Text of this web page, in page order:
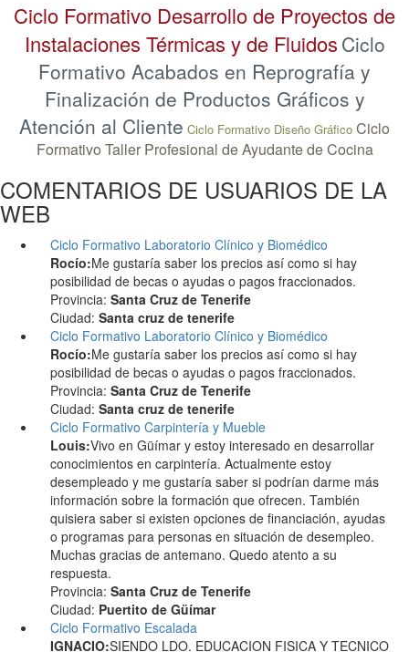
Ciclo Formativo Desarrollo de Proyectos de
Instalaciones Térmicas y de Fluidos Ciclo
Formativo Acabados en Reprografía y
Finalización de Productos Gráficos y
Atención al Cliente Ciclo Formativo Diseño Gráfico Ciclo
Formativo Taller Profesional de Ayudante de Cocina
COMENTARIOS DE USUARIOS DE LA
WEB
Ciclo Formativo Laboratorio Clínico y Biomédico
Rocío:Me gustaría saber los precios así como si hay
posibilidad de becas o ayudas o pagos fraccionados.
Provincia: Santa Cruz de Tenerife
Ciudad: Santa cruz de tenerife
Ciclo Formativo Laboratorio Clínico y Biomédico
Rocío:Me gustaría saber los precios así como si hay
posibilidad de becas o ayudas o pagos fraccionados.
Provincia: Santa Cruz de Tenerife
Ciudad: Santa cruz de tenerife
Ciclo Formativo Carpintería y Mueble
Louis:Vivo en Güímar y estoy interesado en desarrollar
conocimientos en carpintería. Actualmente estoy
desempleado y me gustaría saber si podrían darme más
información sobre la formación que ofrecen. También
quisiera saber si existen opciones de financiación, ayudas
o programas para personas en situación de desempleo.
Muchas gracias de antemano. Quedo atento a su
respuesta.
Provincia: Santa Cruz de Tenerife
Ciudad: Puertito de Güímar
Ciclo Formativo Escalada
IGNACIO:SIENDO LDO. EDUCACION FISICA Y TECNICO